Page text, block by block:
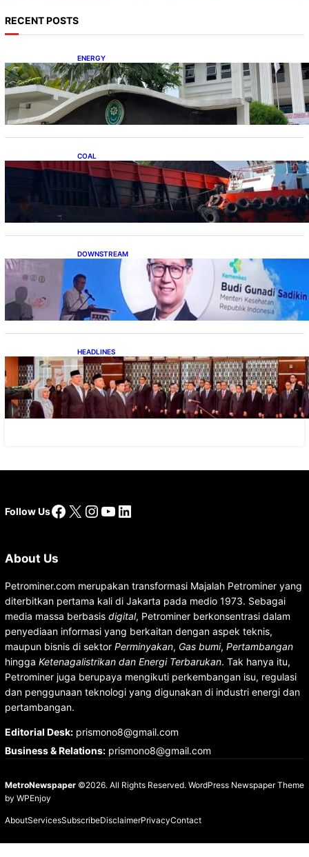
RECENT POSTS
ENERGY
Koalisi Bersihkan Indonesia Ajukan Banding
atas Putusan Gugatan RUPTL
COAL
Lelang Batubara Sitaan, Negara Dapat Lebih
dari Rp 20 Miliar
DOWNSTREAM
Digitalisasi Alat-Alat Kesehatan Dukung
Pertumbuhan Industri Alkes
HEADLINES
Lana Saria Dilantik Sebagai Kepala Badan
Geologi
Follow UsFacebook
X Instagram
YouTube
LinkedIn
About Us
Petrominer.com merupakan transformasi Majalah Petrominer yang
diterbitkan pertama kali di Jakarta pada medio 1973. Sebagai
media massa berbasis digital, Petrominer berkonsentrasi dalam
penyediaan informasi yang berkaitan dengan aspek teknis,
maupun bisnis di sektor Perminyakan, Gas bumi, Pertambangan
hingga Ketenagalistrikan dan Energi Terbarukan. Tak hanya itu,
Petrominer juga berupaya mengikuti perkembangan isu, regulasi
dan penggunaan teknologi yang digunakan di industri energi dan
pertambangan.
Editorial Desk:prismono8@gmail.com
Business & Relations:prismono8@gmail.com
MetroNewspaper©2026. All Rights Reserved. WordPress Newspaper Theme
by WPEnjoy
AboutServicesSubscribeDisclaimerPrivacyContact